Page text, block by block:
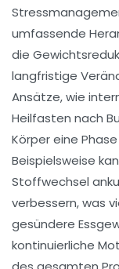
umfassende
die
langfristige
Ansätze, wie
Heilfasten nach
Körper eine
Beispielsweise
Stoffwechsel
verbessern, was
gesündere
kontinuierliche